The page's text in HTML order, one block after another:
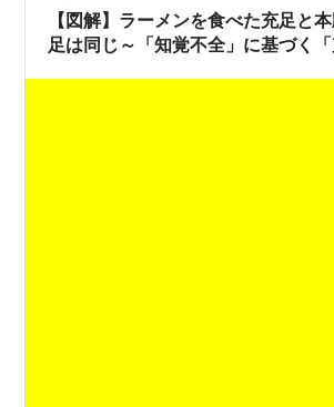
に、コメント欄…
【図解】ラーメンを食べた充足と
足は同じ～「知覚不全」に基づく